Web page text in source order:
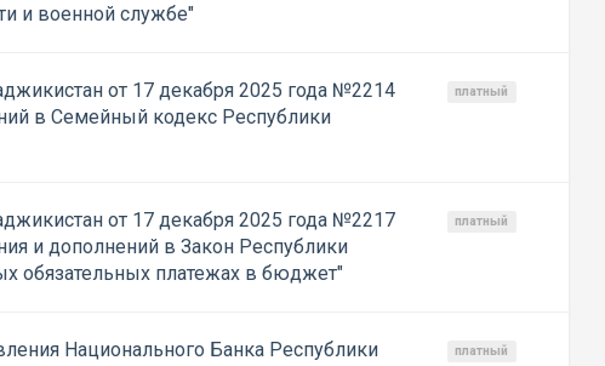
и военной службе"
от 17 декабря 2025 года №2214
в Семейный кодекс Республики
платный
от 17 декабря 2025 года №2217
и дополнений в Закон Республики
обязательных платежах в бюджет"
платный
Национального Банка Республики
платный